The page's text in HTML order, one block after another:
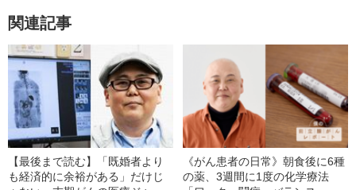
関連記事
【最後まで読む】「既婚者より
も経済的に余裕がある」だけじ
《がん患者の日常》朝食後に6種
の薬、3週間に1度の化学療法